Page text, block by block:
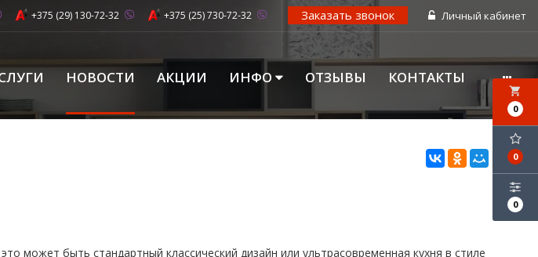
Личный кабинет
Заказать звонок
+375 (29) 130-72-32 +375 (25) 730-72-32
НОВОСТИ АКЦИИ ИНФО ОТЗЫВЫ КОНТАКТЫ
local_grocery_store
0
0
0
может быть стандартный классический дизайн или ультрасовременная кухня в стиле